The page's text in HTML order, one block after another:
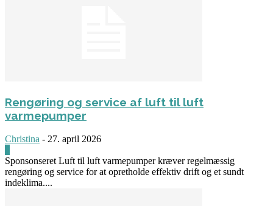
Rengøring og service af luft til luft
varmepumper
Christina - 27. april 2026
Sponsonseret Luft til luft varmepumper kræver regelmæssig
rengøring og service for at opretholde effektiv drift og et sundt
indeklima....